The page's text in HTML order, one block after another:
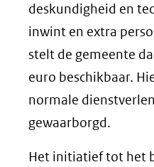
deskundigheid en
inwint en extra
stelt de gemeente
euro beschikbaar.
normale
gewaarborgd.
Het initiatief tot het